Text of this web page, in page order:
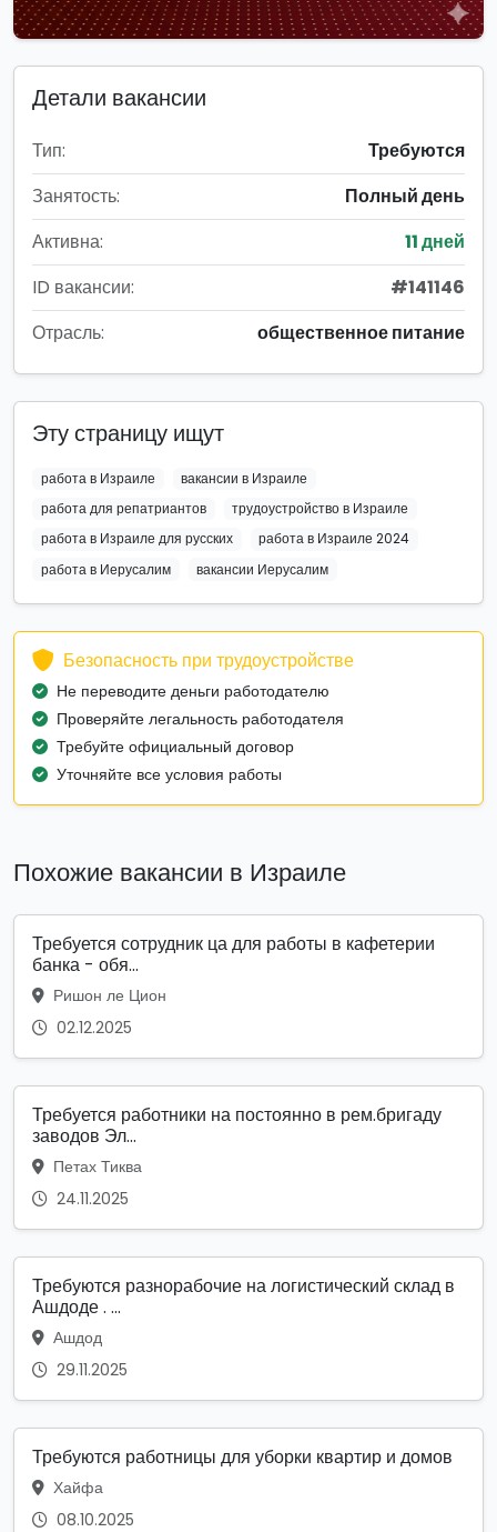
Детали вакансии
Тип:
Требуются
Занятость:
Полный день
Активна:
11 дней
ID вакансии:
#141146
Отрасль:
общественное питание
Эту страницу ищут
работа в Израиле
вакансии в Израиле
работа для репатриантов
трудоустройство в Израиле
работа в Израиле для русских
работа в Израиле 2024
работа в Иерусалим
вакансии Иерусалим
Безопасность при трудоустройстве
Не переводите деньги работодателю
Проверяйте легальность работодателя
Требуйте официальный договор
Уточняйте все условия работы
Похожие вакансии в Израиле
Требуется сотрудник ца для работы в кафетерии
банка - обя...
Ришон ле Цион
02.12.2025
Требуется работники на постоянно в рем.бригаду
заводов Эл...
Петах Тиква
24.11.2025
Требуются разнорабочие на логистический склад в
Ашдоде . ...
Ашдод
29.11.2025
Требуются работницы для уборки квартир и домов
Хайфа
08.10.2025